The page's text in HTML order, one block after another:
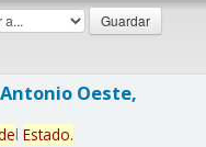
Oeste,
l Estado.